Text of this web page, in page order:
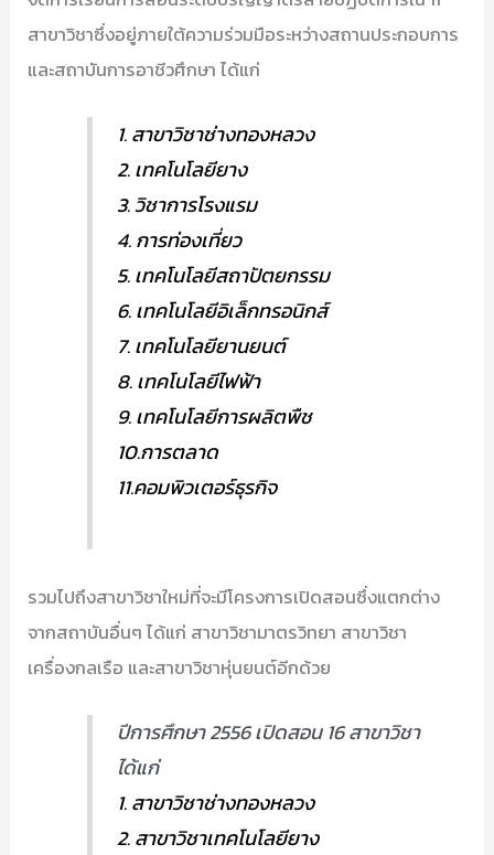
สาขาวิชาซึ่งอยู่ภายใต้ความร่วมมือระหว่างสถานประกอบการ
และสถาบันการอาชีวศึกษา ได้แก่
1. สาขาวิชาช่างทองหลวง
2. เทคโนโลยียาง
3. วิชาการโรงแรม
4. การท่องเที่ยว
5. เทคโนโลยีสถาปัตยกรรม
6. เทคโนโลยีอิเล็กทรอนิกส์
7. เทคโนโลยียานยนต์
8. เทคโนโลยีไฟฟ้า
9. เทคโนโลยีการผลิตพืช
10.การตลาด
11.คอมพิวเตอร์ธุรกิจ
รวมไปถึงสาขาวิชาใหม่ที่จะมีโครงการเปิดสอนซึ่งแตกต่าง
จากสถาบันอื่นๆ ได้แก่ สาขาวิชามาตรวิทยา สาขาวิชา
เครื่องกลเรือ และสาขาวิชาหุ่นยนต์อีกด้วย
ปีการศึกษา 2556 เปิดสอน 16 สาขาวิชา
ได้แก่
1. สาขาวิชาช่างทองหลวง
2. สาขาวิชาเทคโนโลยียาง